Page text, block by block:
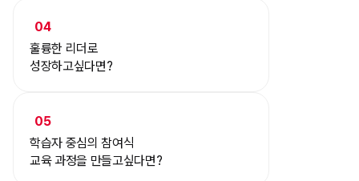
04
훌륭한 리더로
성장하고싶다면?
05
학습자 중심의 참여식
교육 과정을 만들고싶다면?